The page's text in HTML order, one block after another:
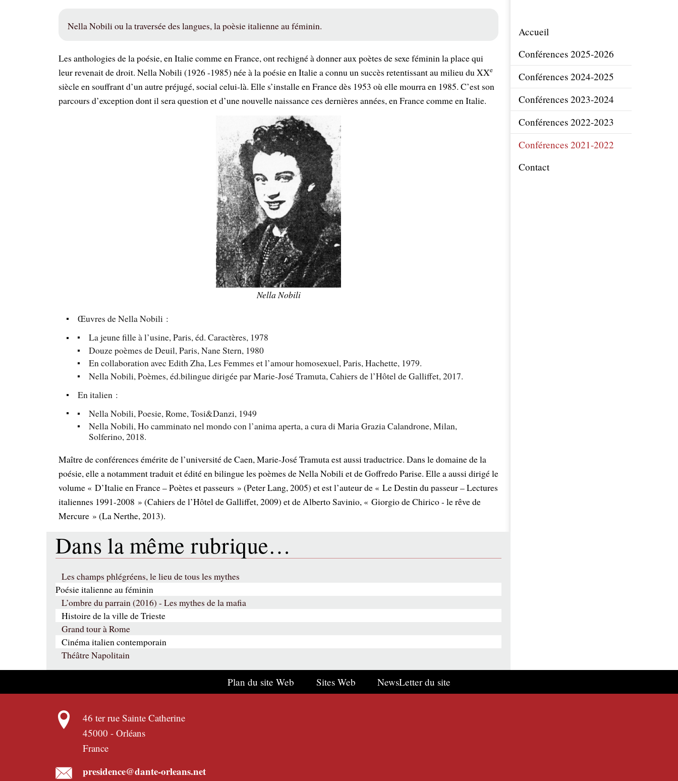
Nella Nobili ou la traversée des langues, la poèsie italienne au féminin.
Les anthologies de la poésie, en Italie comme en France, ont rechigné à donner aux poètes de sexe féminin la place qui
leur revenait de droit. Nella Nobili (1926 -1985) née à la poésie en Italie a connu un succès retentissant au milieu du XXe
siècle en souffrant d’un autre préjugé, social celui-là. Elle s’installe en France dès 1953 où elle mourra en 1985. C’est son
parcours d’exception dont il sera question et d’une nouvelle naissance ces dernières années, en France comme en Italie.
Nella Nobili
Œuvres de Nella Nobili :
La jeune fille à l’usine, Paris, éd. Caractères, 1978
Douze poèmes de Deuil, Paris, Nane Stern, 1980
En collaboration avec Edith Zha, Les Femmes et l’amour homosexuel, Paris, Hachette, 1979.
Nella Nobili, Poèmes, éd.bilingue dirigée par Marie-José Tramuta, Cahiers de l’Hôtel de Galliffet, 2017.
En italien :
Nella Nobili, Poesie, Rome, Tosi&Danzi, 1949
Nella Nobili, Ho camminato nel mondo con l’anima aperta, a cura di Maria Grazia Calandrone, Milan,
Solferino, 2018.
Maître de conférences émérite de l’université de Caen, Marie-José Tramuta est aussi traductrice. Dans le domaine de la
poésie, elle a notamment traduit et édité en bilingue les poèmes de Nella Nobili et de Goffredo Parise. Elle a aussi dirigé le
volume « D’Italie en France – Poètes et passeurs » (Peter Lang, 2005) et est l’auteur de « Le Destin du passeur – Lectures
italiennes 1991-2008 » (Cahiers de l’Hôtel de Galliffet, 2009) et de Alberto Savinio, « Giorgio de Chirico - le rêve de
Mercure » (La Nerthe, 2013).
Dans la même rubrique…
Les champs phlégréens, le lieu de tous les mythes
Poésie italienne au féminin
L’ombre du parrain (2016) - Les mythes de la mafia
Histoire de la ville de Trieste
Grand tour à Rome
Cinéma italien contemporain
Théâtre Napolitain
Accueil
Conférences 2025-2026
Conférences 2024-2025
Conférences 2023-2024
Conférences 2022-2023
Conférences 2021-2022
Contact
Plan du site Web Sites Web NewsLetter du site
46 ter rue Sainte Catherine
45000-Orléans
France
presidence@dante-orleans.net